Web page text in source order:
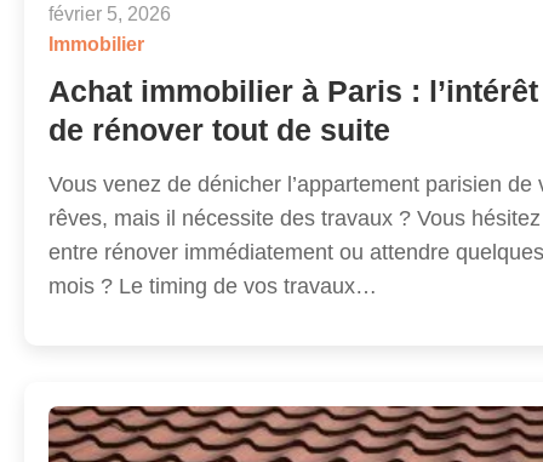
février 5, 2026
Immobilier
Achat immobilier à Paris : l’intérêt
de rénover tout de suite
Vous venez de dénicher l’appartement parisien de
rêves, mais il nécessite des travaux ? Vous hésitez
entre rénover immédiatement ou attendre quelques
mois ? Le timing de vos travaux…